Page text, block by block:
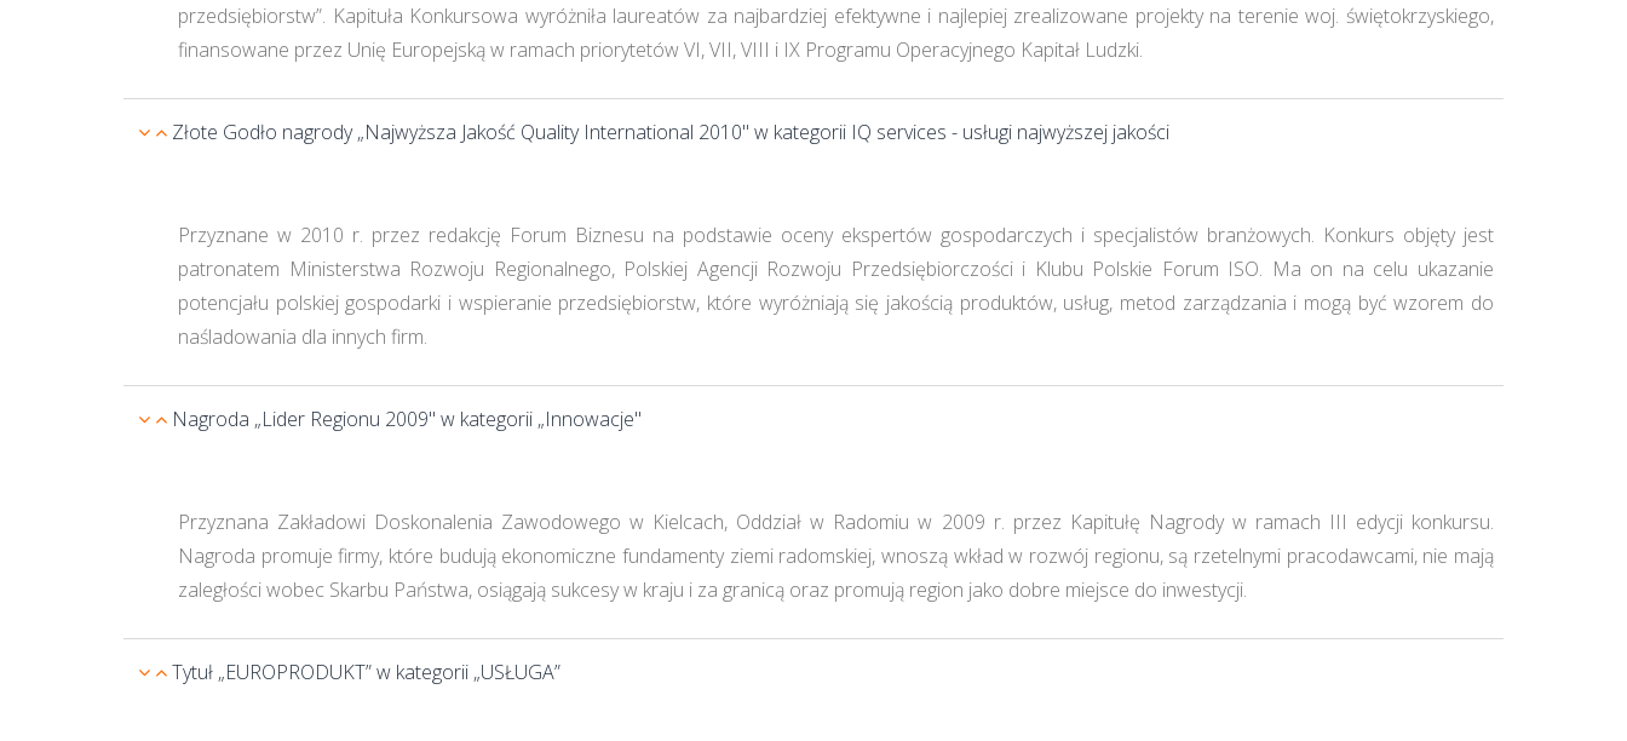
przedsiębiorstw”. Kapituła Konkursowa wyróżniła laureatów za najbardziej efektywne i najlepiej zrealizowane projekty na terenie woj. świętokrzyskiego,
finansowane przez Unię Europejską w ramach priorytetów VI, VII, VIII i IX Programu Operacyjnego Kapitał Ludzki.
Złote Godło nagrody „Najwyższa Jakość Quality International 2010" w kategorii IQ services - usługi najwyższej jakości
Przyznane w 2010 r. przez redakcję Forum Biznesu na podstawie oceny ekspertów gospodarczych i specjalistów branżowych. Konkurs objęty jest
patronatem Ministerstwa Rozwoju Regionalnego, Polskiej Agencji Rozwoju Przedsiębiorczości i Klubu Polskie Forum ISO. Ma on na celu ukazanie
potencjału polskiej gospodarki i wspieranie przedsiębiorstw, które wyróżniają się jakością produktów, usług, metod zarządzania i mogą być wzorem do
naśladowania dla innych firm.
Nagroda „Lider Regionu 2009" w kategorii „Innowacje"
Przyznana Zakładowi Doskonalenia Zawodowego w Kielcach, Oddział w Radomiu w 2009 r. przez Kapitułę Nagrody w ramach III edycji konkursu.
Nagroda promuje firmy, które budują ekonomiczne fundamenty ziemi radomskiej, wnoszą wkład w rozwój regionu, są rzetelnymi pracodawcami, nie mają
zaległości wobec Skarbu Państwa, osiągają sukcesy w kraju i za granicą oraz promują region jako dobre miejsce do inwestycji.
Tytuł „EUROPRODUKT” w kategorii „USŁUGA”